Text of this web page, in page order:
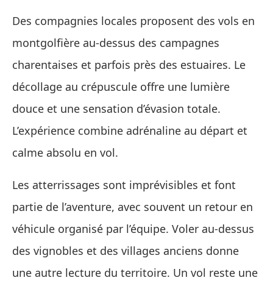
Des compagnies locales proposent des vols en
montgolfière au-dessus des campagnes
charentaises et parfois près des estuaires. Le
décollage au crépuscule offre une lumière
douce et une sensation d’évasion totale.
L’expérience combine adrénaline au départ et
calme absolu en vol.
Les atterrissages sont imprévisibles et font
partie de l’aventure, avec souvent un retour en
véhicule organisé par l’équipe. Voler au-dessus
des vignobles et des villages anciens donne
une autre lecture du territoire. Un vol reste une